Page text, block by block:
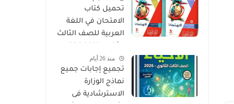
تحميل كتاب
الامتحان في اللغة
العربية للصف الثالث
كتاب الأسئلة
والتدريبات كامل
منذ 26 أيام
تجميع إجابات جميع
نماذج الوزارة
الاسترشادية فى